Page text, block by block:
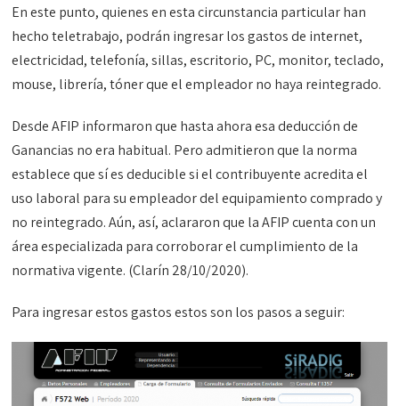
En este punto, quienes en esta circunstancia particular han
hecho teletrabajo, podrán ingresar los gastos de internet,
electricidad, telefonía, sillas, escritorio, PC, monitor, teclado,
mouse, librería, tóner que el empleador no haya reintegrado.
Desde AFIP informaron que hasta ahora esa deducción de
Ganancias no era habitual. Pero admitieron que la norma
establece que sí es deducible si el contribuyente acredita el
uso laboral para su empleador del equipamiento comprado y
no reintegrado. Aún, así, aclararon que la AFIP cuenta con un
área especializada para corroborar el cumplimiento de la
normativa vigente. (Clarín 28/10/2020).
Para ingresar estos gastos estos son los pasos a seguir: